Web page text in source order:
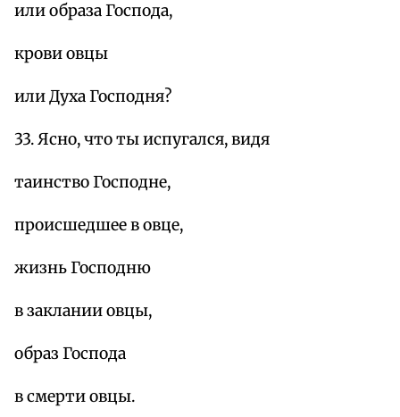
или образа Господа,
крови овцы
или Духа Господня?
33. Ясно, что ты испугался, видя
таинство Господне,
происшедшее в овце,
жизнь Господню
в заклании овцы,
образ Господа
в смерти овцы.